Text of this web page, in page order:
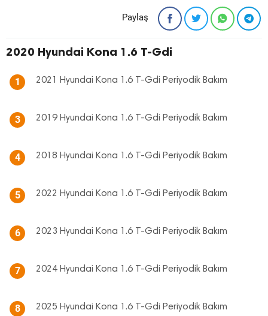
Paylaş
2020 Hyundai Kona 1.6 T-Gdi
1 2021 Hyundai Kona 1.6 T-Gdi Periyodik Bakım
3 2019 Hyundai Kona 1.6 T-Gdi Periyodik Bakım
4 2018 Hyundai Kona 1.6 T-Gdi Periyodik Bakım
5 2022 Hyundai Kona 1.6 T-Gdi Periyodik Bakım
6 2023 Hyundai Kona 1.6 T-Gdi Periyodik Bakım
7 2024 Hyundai Kona 1.6 T-Gdi Periyodik Bakım
8 2025 Hyundai Kona 1.6 T-Gdi Periyodik Bakım